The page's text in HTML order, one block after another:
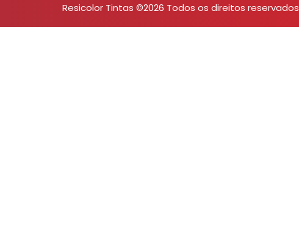
Resicolor Tintas ©2026 Todos os direitos reservados